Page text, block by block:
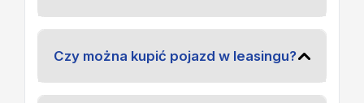
Czy można kupić pojazd w leasingu?